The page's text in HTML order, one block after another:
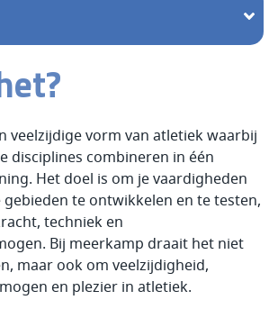
veelzijdige vorm van atletiek waarbij
disciplines combineren in één
Het doel is om je vaardigheden
te ontwikkelen en te testen,
techniek en
Bij meerkamp draait het niet
maar ook om veelzijdigheid,
en plezier in atletiek.